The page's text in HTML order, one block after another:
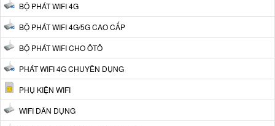
BỘ PHÁT WIFI 4G
BỘ PHÁT WIFI 4G/5G CAO CẤP
BỘ PHÁT WIFI CHO ÔTÔ
PHÁT WIFI 4G CHUYÊN DỤNG
PHỤ KIỆN WIFI
WIFI DÂN DỤNG